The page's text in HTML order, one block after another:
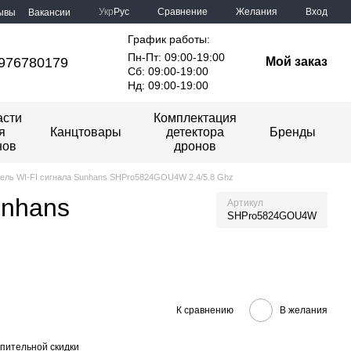
Вакансии Укр Рус Сравнение Желания Вход
График работы:
Пн-Пт: 09:00-19:00
Сб: 09:00-19:00
Нд: 09:00-19:00
Мой заказ
Канцтовары
Комплектация
детектора
дронов
Бренды
WI-FI сигнала Sunhans SHPro5824GOU4W 2.4/5.8 Ghz
Артикул
SHPro5824GOU4W
К сравнению В желания
скидки